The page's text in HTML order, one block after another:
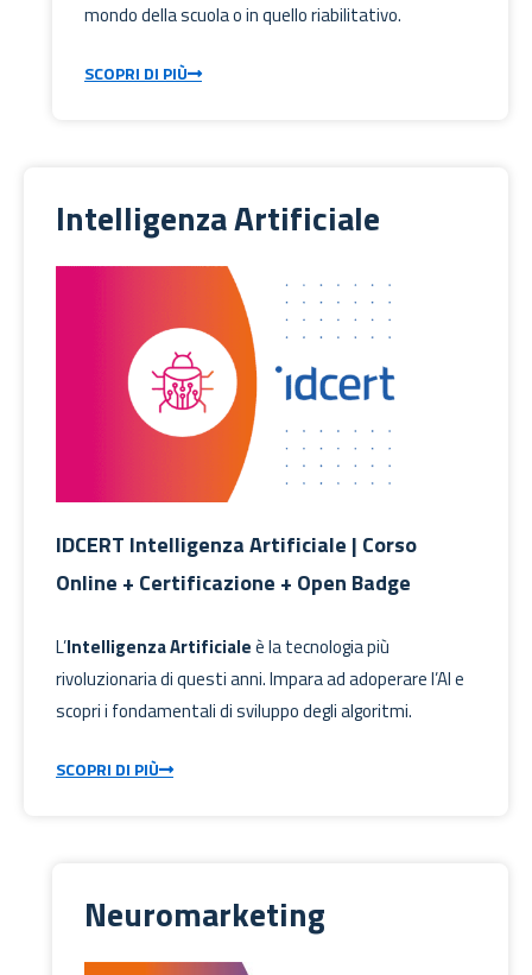
mondo della scuola o in quello riabilitativo.
SCOPRI DI PIÙ
Intelligenza Artificiale
IDCERT Intelligenza Artificiale | Corso
Online + Certificazione + Open Badge
L’Intelligenza Artificialeè la tecnologia più
rivoluzionaria di questi anni. Impara ad adoperare l’AI e
scopri i fondamentali di sviluppo degli algoritmi.
SCOPRI DI PIÙ
Neuromarketing